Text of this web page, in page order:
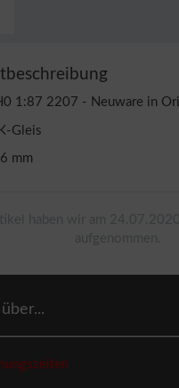
1:87 2207 - Neuware in
Gleis
mm